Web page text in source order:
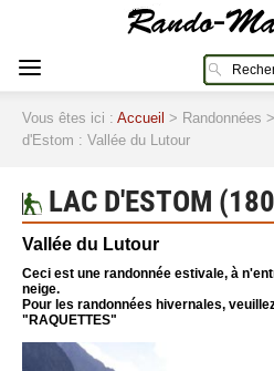
Vous êtes ici : Accueil > Randonnées >
d'Estom : Vallée du Lutour
LAC D'ESTOM
Vallée du Lutour
Ceci est une randonnée estivale, à
neige.
Pour les randonnées hivernales,
"RAQUETTES"